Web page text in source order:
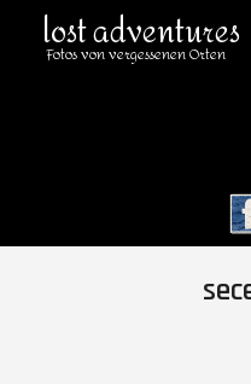
lost adventures
Fotos von vergessenen Orten